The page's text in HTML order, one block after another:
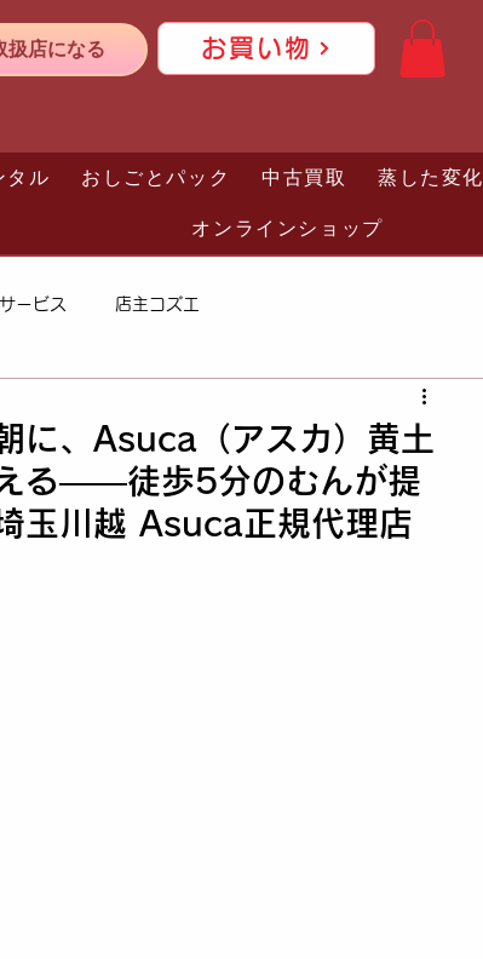
扱店になる お買い物
タル おしごとパック 中古買取 蒸した変化
オンラインショップ
ービス 店主コズエ
に、Asuca（アスカ）黄土
る——徒歩5分のむんが提
玉川越 Asuca正規代理店